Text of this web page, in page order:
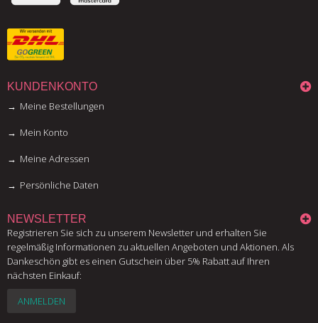
KUNDENKONTO
Meine Bestellungen
Mein Konto
Meine Adressen
Persönliche Daten
NEWSLETTER
Registrieren Sie sich zu unserem Newsletter und erhalten Sie
regelmäßig Informationen zu aktuellen Angeboten und Aktionen. Als
Dankeschön gibt es einen Gutschein über 5% Rabatt auf Ihren
nächsten Einkauf:
ANMELDEN